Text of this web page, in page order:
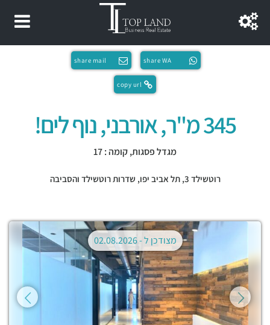
share WA
share mail
copy url
345 מ"ר, אורבני, נוף לים!
מגדל פסגות, קומה : 17
רוטשילד 3, תל אביב יפו, שדרות רוטשילד והסביבה
מצודכן ל -02.08.2026